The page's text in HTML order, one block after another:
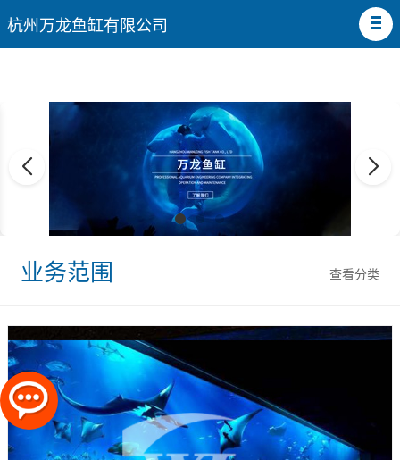
杭州万龙鱼缸有限公司
查看分类
业务范围